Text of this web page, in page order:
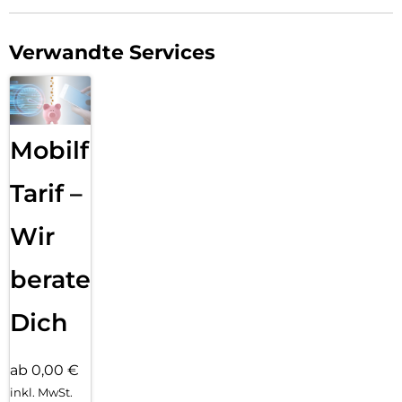
Verwandte Services
Mobilfunk
Tarif –
Wir
beraten
Dich
ab 0,00 €
inkl. MwSt.